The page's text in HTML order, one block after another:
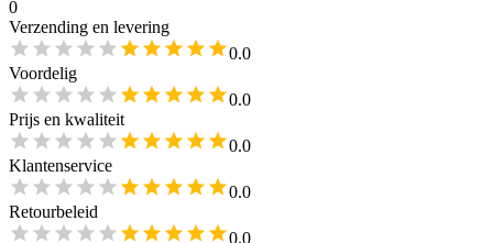
0
Verzending en levering
0.0
Voordelig
0.0
Prijs en kwaliteit
0.0
Klantenservice
0.0
Retourbeleid
0.0